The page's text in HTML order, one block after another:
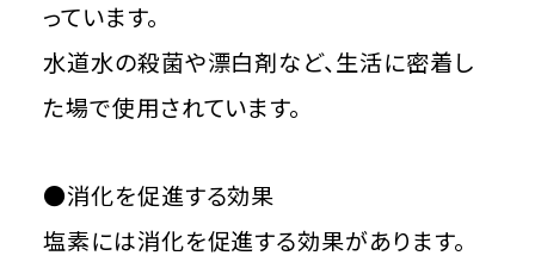
っています。
水道水の殺菌や漂白剤など、生活に密着し
た場で使用されています。
●消化を促進する効果
塩素には消化を促進する効果があります。